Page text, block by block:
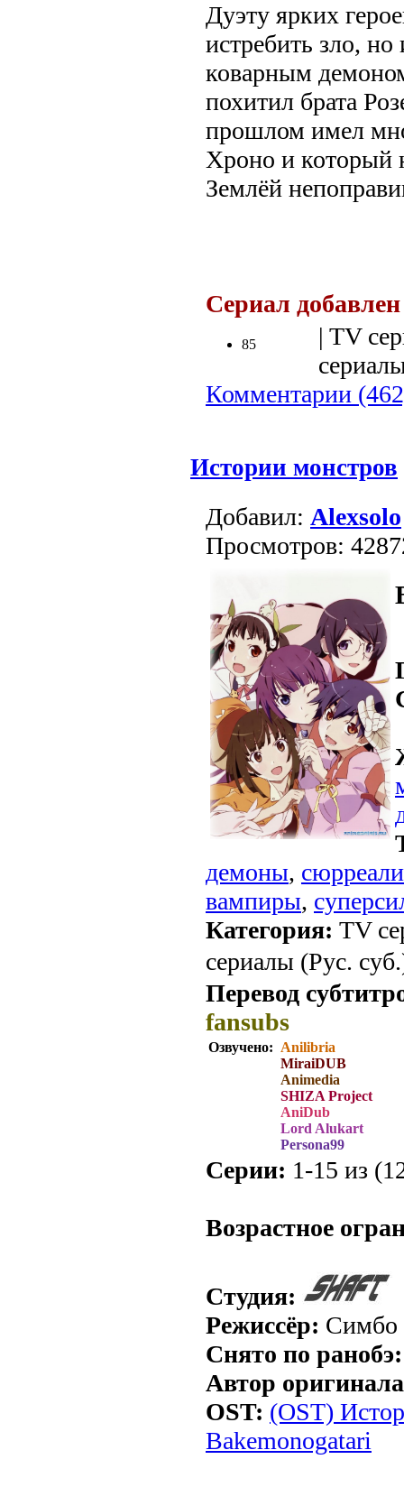
Дуэту ярких
истребить зло, но
коварным
похитил брата
прошлом имел
Хроно и который
Землёй
Сериал
85
| TV
Комментарии
Истории монстров
Добавил: Alexsolo
Просмотров:
демоны,
вампиры,
Категория: TV
сериалы (Рус.
Перевод
fansubs
Озвучено: Anilibria
MiraiDUB
Animedia
SHIZA Project
AniDub
Lord Alukart
Persona99
Серии: 1-15 из
Возрастное
Студия:
Режиссёр:
Снято по ранобэ:
Автор
OST: (OST)
Bakemonogatari